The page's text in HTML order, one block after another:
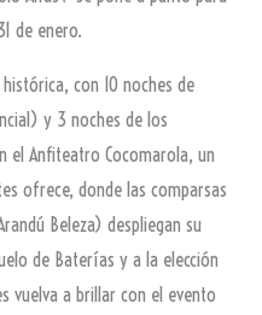
de enero.
con 10 noches de
y 3 noches de los
el Anfiteatro Cocomarola, un
ofrece, donde las comparsas
Beleza) despliegan su
de Baterías y a la elección
vuelva a brillar con el evento